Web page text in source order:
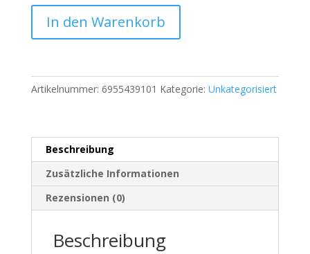
Strickmütze
mit
und
Fellimitat
etikett
273
Menge
In den Warenkorb
Artikelnummer: 6955439101 Kategorie: Unkategorisiert
Beschreibung
Zusätzliche Informationen
Rezensionen (0)
Beschreibung